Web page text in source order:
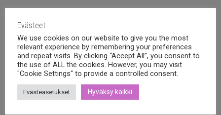
Evästeet
We use cookies on our website to give you the most
relevant experience by remembering your preferences
and repeat visits. By clicking “Accept All”, you consent to
the use of ALL the cookies. However, you may visit
"Cookie Settings" to provide a controlled consent.
Evästeasetukset Hyväksy kaikki